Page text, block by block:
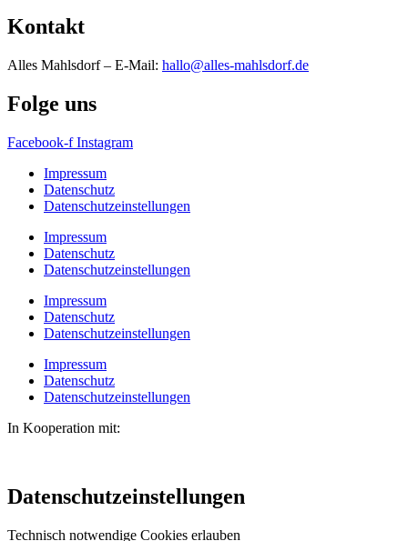
Kontakt
Alles Mahlsdorf – E-Mail: hallo@alles-mahlsdorf.de
Folge uns
Facebook-f Instagram
Impressum
Datenschutz
Datenschutzeinstellungen
Impressum
Datenschutz
Datenschutzeinstellungen
Impressum
Datenschutz
Datenschutzeinstellungen
Impressum
Datenschutz
Datenschutzeinstellungen
In Kooperation mit:
Datenschutzeinstellungen
Technisch notwendige Cookies erlauben